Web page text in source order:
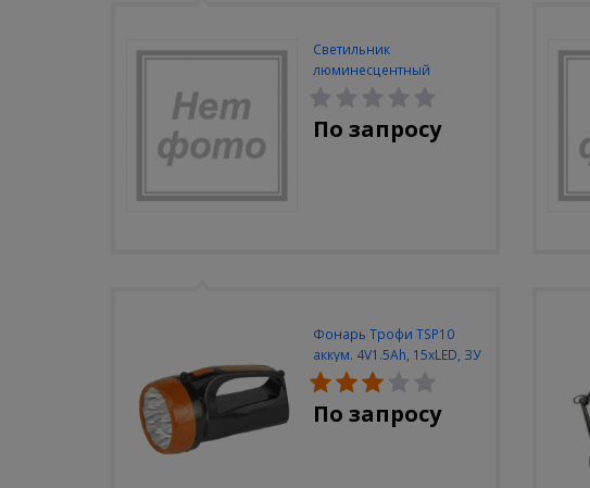
Светильник
люминесцентный
Navigator NEL-A2-E130-T4-
840/WH
По запросу
Фонарь Трофи TSP10
аккум. 4V1.5Ah, 15xLED, ЗУ
вилка 220V
По запросу